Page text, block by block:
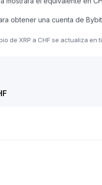
obtener una cuenta de
de XRP a CHF se actualiza